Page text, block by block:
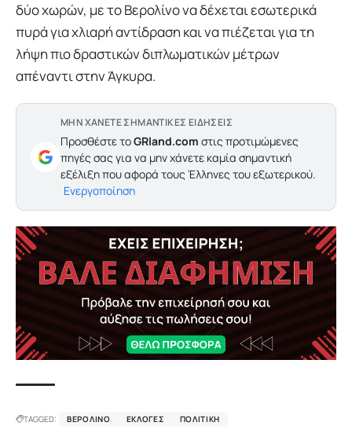
δύο χωρών, με το Βερολίνο να δέχεται εσωτερικά
πυρά για χλιαρή αντίδραση και να πιέζεται για τη
λήψη πιο δραστικών διπλωματικών μέτρων
απέναντι στην Άγκυρα.
ΜΗΝ ΧΑΝΕΤΕ ΣΗΜΑΝΤΙΚΕΣ ΕΙΔΗΣΕΙΣ
Προσθέστε τοGRland.com στις προτιμώμενες
πηγές σας για να μην χάνετε καμία σημαντική
εξέλιξη που αφορά τους Έλληνες του εξωτερικού.
Ενεργοποίηση
TAGGED: ΒΕΡΟΛΊΝΟ ΕΚΛΟΓΈΣ ΠΟΛΙΤΙΚΉ